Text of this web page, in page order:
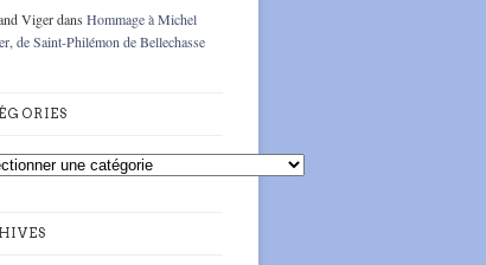
Vigerdans Hommage à Michel
de Saint-Philémon de Bellechasse